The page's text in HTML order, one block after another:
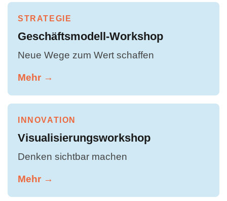
STRATEGIE
Geschäftsmodell-Workshop
Neue Wege zum Wert schaffen
Mehr →
INNOVATION
Visualisierungsworkshop
Denken sichtbar machen
Mehr →